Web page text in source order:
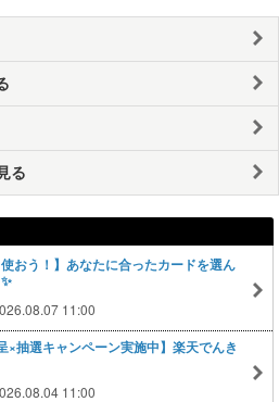
る
使おう！】あなたに合ったカードを選ん
11:00
×抽選キャンペーン実施中】楽天でんき
11:00